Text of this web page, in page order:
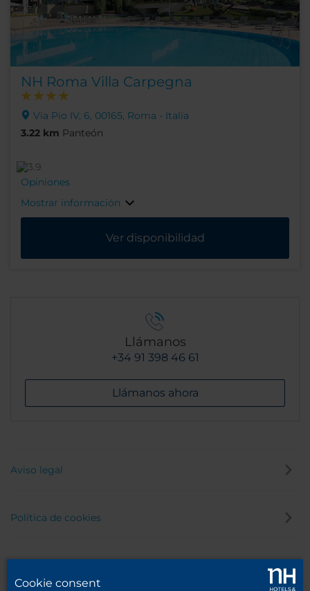
NH Roma Villa Carpegna
Via Pio IV, 6, 00165, Roma - Italia
3.22 km Panteón
Opiniones
Mostrar información
Ver disponibilidad
Llámanos
+34 91 398 46 61
Llámanos ahora
Aviso legal
Política de cookies
Cookie consent